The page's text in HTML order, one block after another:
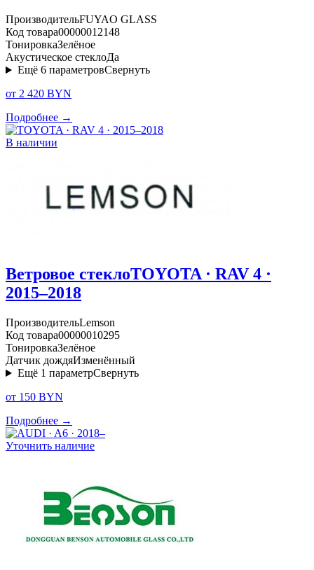
ПроизводительFUYAO GLASS
Код товара00000012148
ТонировкаЗелёное
Акустическое стеклоДа
Ещё 6 параметровСвернуть
от 2 420 BYN
Подробнее →
В наличии
Ветровое стеклоTOYOTA · RAV 4 ·
2015–2018
ПроизводительLemson
Код товара00000010295
ТонировкаЗелёное
Датчик дождяИзменённый
Ещё 1 параметрСвернуть
от 150 BYN
Подробнее →
Уточнить наличие